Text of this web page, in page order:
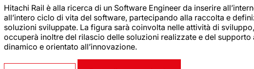
Hitachi Rail è alla ricerca di un Software Engineer da inserire
all’intero ciclo di vita del software, partecipando alla raccolta e
soluzioni sviluppate. La figura sarà coinvolta nelle attività di
occuperà inoltre del rilascio delle soluzioni realizzate e del
dinamico e orientato all’innovazione.